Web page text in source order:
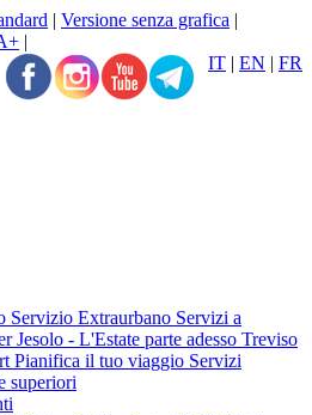
| Versione senza grafica |
|
IT | EN | FR
Servizio Extraurbano Servizi a
Jesolo - L'Estate parte adesso Treviso
Pianifica il tuo viaggio Servizi
superiori